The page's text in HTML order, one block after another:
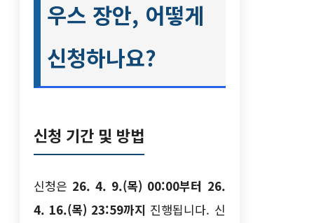
우스 장안, 어떻게
신청하나요?
신청 기간 및 방법
신청은 26. 4. 9.(목) 00:00부터 26.
4. 16.(목) 23:59까지 진행됩니다. 신